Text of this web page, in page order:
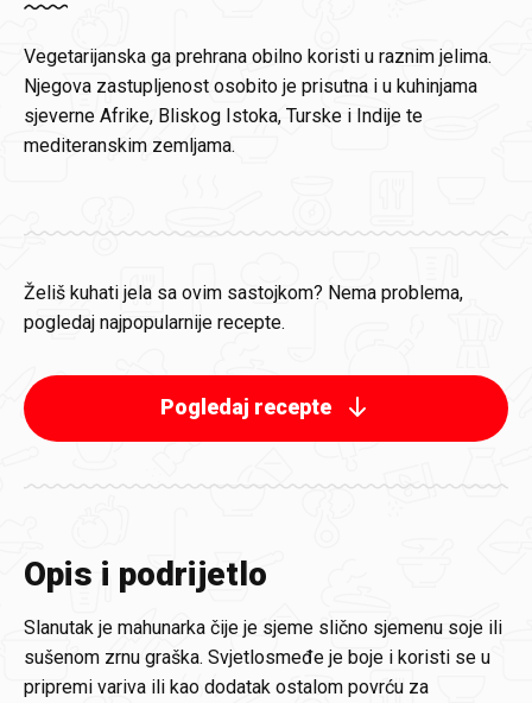
Vegetarijanska ga prehrana obilno koristi u raznim jelima.
Njegova zastupljenost osobito je prisutna i u kuhinjama
sjeverne Afrike, Bliskog Istoka, Turske i Indije te
mediteranskim zemljama.
Želiš kuhati jela sa ovim sastojkom? Nema problema,
pogledaj najpopularnije recepte.
Pogledaj recepte
Opis i podrijetlo
Slanutak je mahunarka čije je sjeme slično sjemenu soje ili
sušenom zrnu graška. Svjetlosmeđe je boje i koristi se u
pripremi variva ili kao dodatak ostalom povrću za